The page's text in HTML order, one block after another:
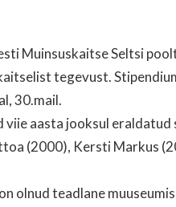
Muinsuskaitse Seltsi
tegevust.
30.mail.
aasta jooksul
(2000), Kersti Markus
on olnud teadlane